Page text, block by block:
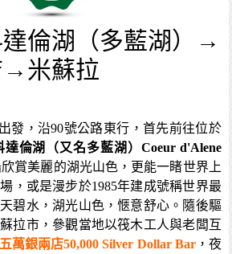
倫湖（多藍湖）→
→米蘇拉
出發，沿90號公路東行，首先前往位於
達倫湖（又名多藍湖）Coeur d'Alene
欣賞美麗的湖光山色，更能一睹世界上
，或是漫步於1985年建成號稱世界最
碧水，湖光山色，愜意舒心。隨後驅
拉市，參觀當地以筏木工人與老闆互
萬銀兩店50,000 Silver Dollar Bar，夜